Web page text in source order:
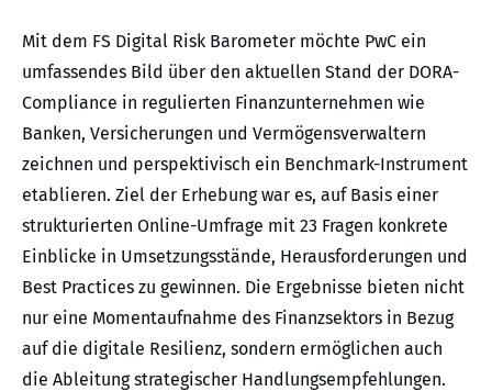
Mit dem FS Digital Risk Barometer möchte PwC ein
umfassendes Bild über den aktuellen Stand der DORA-
Compliance in regulierten Finanzunternehmen wie
Banken, Versicherungen und Vermögensverwaltern
zeichnen und perspektivisch ein Benchmark-Instrument
etablieren. Ziel der Erhebung war es, auf Basis einer
strukturierten Online-Umfrage mit 23 Fragen konkrete
Einblicke in Umsetzungsstände, Herausforderungen und
Best Practices zu gewinnen. Die Ergebnisse bieten nicht
nur eine Momentaufnahme des Finanzsektors in Bezug
auf die digitale Resilienz, sondern ermöglichen auch
die Ableitung strategischer Handlungsempfehlungen.